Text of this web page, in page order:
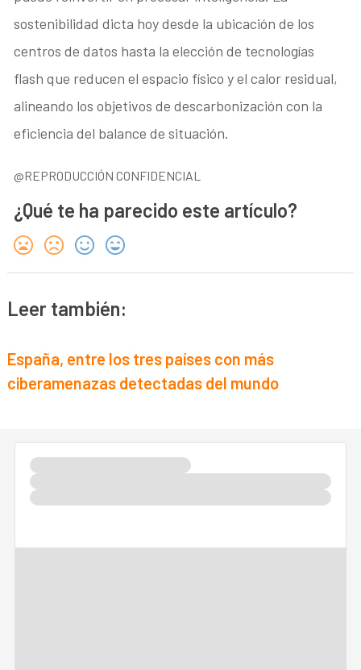
sostenibilidad dicta hoy desde la ubicación de los
centros de datos hasta la elección de tecnologías
flash que reducen el espacio físico y el calor residual,
alineando los objetivos de descarbonización con la
eficiencia del balance de situación.
@REPRODUCCIÓN CONFIDENCIAL
¿Qué te ha parecido este artículo?
Leer también:
España, entre los tres países con más
ciberamenazas detectadas del mundo